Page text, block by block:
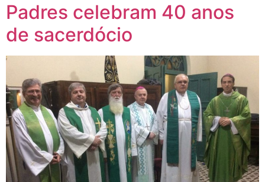
Padres celebram 40 anos
de sacerdócio